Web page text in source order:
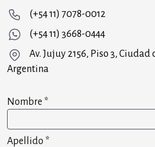
(+54 11) 7078-0012
(+54 11) 3668-0444
Av. Jujuy 2156, Piso 3, Ciudad
Argentina
Nombre *
Apellido *